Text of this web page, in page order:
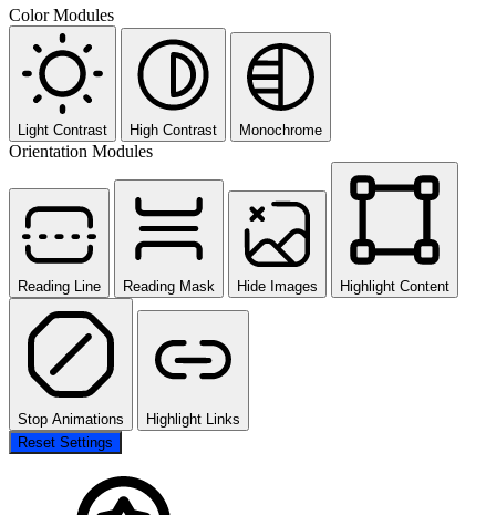
Color Modules
Light Contrast High Contrast Monochrome
Orientation Modules
Reading Line Reading Mask Hide Images Highlight Content
Stop Animations
Highlight Links
Reset Settings